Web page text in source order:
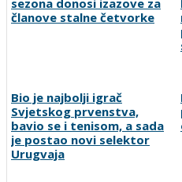
članove stalne četvorke